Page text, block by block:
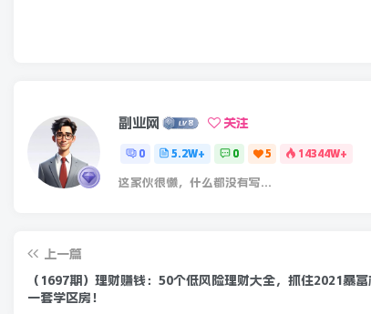
副业网 关注
0 5.2W+ 0 5 14344W+
这家伙很懒，什么都没有写...
上一篇
（1697期）理财赚钱：50个低风险理财大全，抓住2021暴
一套学区房！